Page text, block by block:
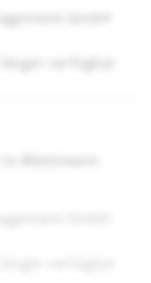
GmbH
Mettmann